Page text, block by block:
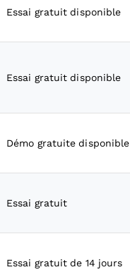
Essai gratuit disponible
Essai gratuit disponible
Démo gratuite disponible
Essai gratuit
Essai gratuit de 14 jours